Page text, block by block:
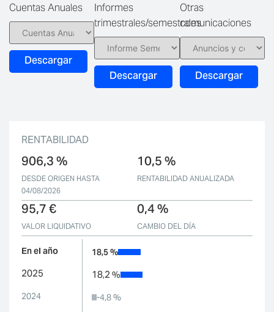
Cuentas Anuales
Descargar
Informes
trimestrales/semestrales
Descargar
Otras
comunicaciones
Descargar
RENTABILIDAD
906,3 %
DESDE ORIGEN HASTA
04/08/2026
10,5 %
RENTABILIDAD ANUALIZADA
95,7 €
VALOR LIQUIDATIVO
0,4 %
CAMBIO DEL DÍA
En el año 18,5 %
2025 18,2 %
2024
-4,8 %